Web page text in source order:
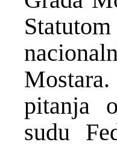
pitanja
sudu